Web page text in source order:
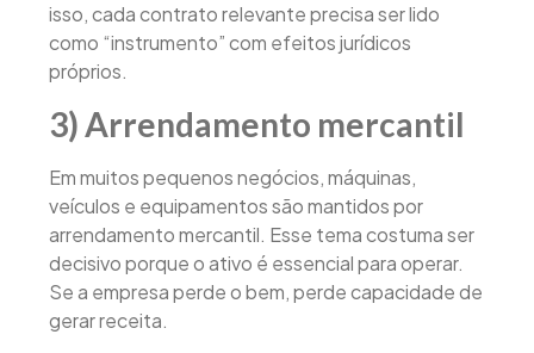
isso, cada contrato relevante precisa ser lido
como “instrumento” com efeitos jurídicos
próprios.
3) Arrendamento mercantil
Em muitos pequenos negócios, máquinas,
veículos e equipamentos são mantidos por
arrendamento mercantil. Esse tema costuma ser
decisivo porque o ativo é essencial para operar.
Se a empresa perde o bem, perde capacidade de
gerar receita.